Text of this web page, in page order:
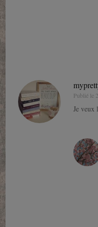
Publié le
Je